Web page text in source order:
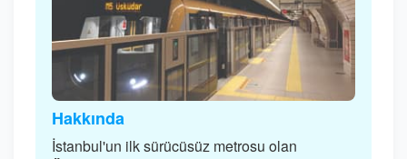
Hakkında
İstanbul'un ilk sürücüsüz metrosu olan